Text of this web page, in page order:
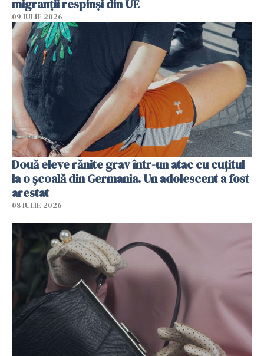
migranții respinși din UE
09 IULIE 2026
Două eleve rănite grav într-un atac cu cuțitul
la o școală din Germania. Un adolescent a fost
arestat
08 IULIE 2026